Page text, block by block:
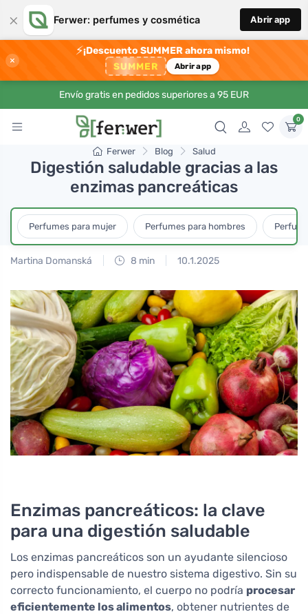
× Ferwer: perfumes y cosmética Abrir app
×
⚡¡Descuento SUMMER ahora mismo!
SUMMER Abrir app
Envío gratis en pedidos superiores a 95 EUR
0
Ferwer Blog Salud
Digestión saludable gracias a las
enzimas pancreáticas
Perfumes para mujer Perfumes para hombres
Martina Domanská 8 min 10.1.2025
Enzimas pancreáticos: la clave
para una digestión saludable
Los enzimas pancreáticos son un ayudante silencioso
pero indispensable de nuestro sistema digestivo. Sin su
correcto funcionamiento, el cuerpo no podría procesar
eficientemente los alimentos, obtener nutrientes de